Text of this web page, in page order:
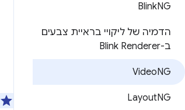
BlinkNG
הדמיה של ליקויי בראיית צבעים
ב-Blink Renderer
VideoNG
LayoutNG